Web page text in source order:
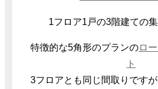
1フロア1戸の3階建ての集
特徴的な5角形のプランのロ
ト
3フロアとも同じ間取りです